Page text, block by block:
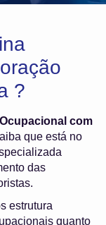
?
com
que está no
das
estrutura
quanto